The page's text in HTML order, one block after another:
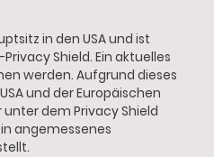
in den USA und ist
Shield. Ein aktuelles
werden. Aufgrund dieses
und der Europäischen
dem Privacy Shield
angemessenes